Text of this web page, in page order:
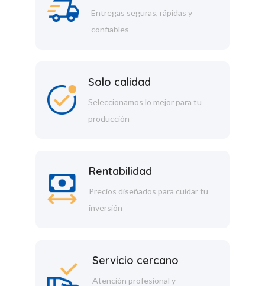
Entregas seguras, rápidas y
confiables
Solo calidad
Seleccionamos lo mejor para tu
producción
Rentabilidad
Precios diseñados para cuidar tu
inversión
Servicio cercano
Atención profesional y